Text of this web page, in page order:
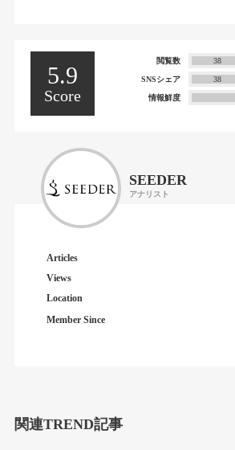
5.9
Score
閲覧数 38
SNSシェア 38
情報鮮度
SEEDER
アナリスト
Articles
Views
Location
Member Since
関連TREND記事